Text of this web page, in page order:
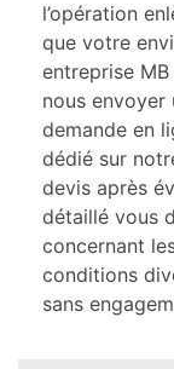
l’opération
que votre
entreprise
nous envoyer
demande en
dédié sur
devis après
détaillé vous
concernant
conditions
sans